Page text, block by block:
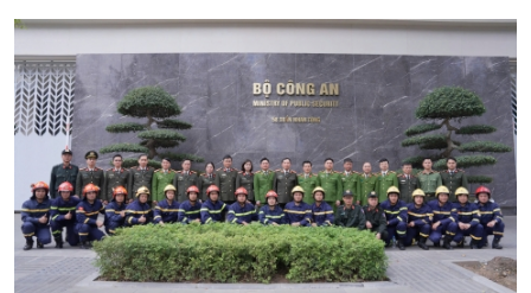
Thời sự 12h
Thời sự 18h
Thời sự 21h30
Bản tin
Chuyên mục
Theo dòng Thời sự
Chính trị
Thế giới